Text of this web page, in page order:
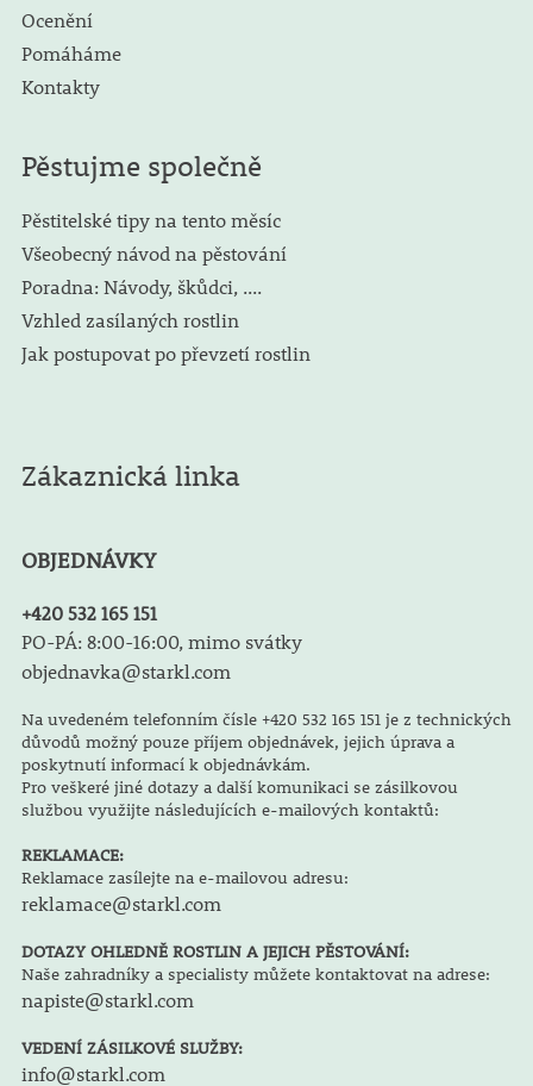
Ocenění
Pomáháme
Kontakty
Pěstujme společně
Pěstitelské tipy na tento měsíc
Všeobecný návod na pěstování
Poradna: Návody, škůdci, ....
Vzhled zasílaných rostlin
Jak postupovat po převzetí rostlin
Zákaznická linka
OBJEDNÁVKY
+420 532 165 151
PO-PÁ: 8:00-16:00, mimo svátky
objednavka@starkl.com
Na uvedeném telefonním čísle +420 532 165 151 je z technických
důvodů možný pouze příjem objednávek, jejich úprava a
poskytnutí informací k objednávkám.
Pro veškeré jiné dotazy a další komunikaci se zásilkovou
službou využijte následujících e-mailových kontaktů:
REKLAMACE:
Reklamace zasílejte na e-mailovou adresu:
reklamace@starkl.com
DOTAZY OHLEDNĚ ROSTLIN A JEJICH PĚSTOVÁNÍ:
Naše zahradníky a specialisty můžete kontaktovat na adrese:
napiste@starkl.com
VEDENÍ ZÁSILKOVÉ SLUŽBY:
info@starkl.com